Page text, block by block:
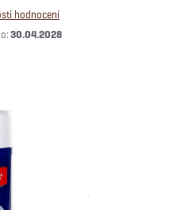
hodnocení
30.04.2028